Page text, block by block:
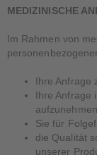
MEDIZINISCHE
Im Rahmen von
Ihre Anfrage
Ihre Anfrage
Sie für
die Qualität
unserer